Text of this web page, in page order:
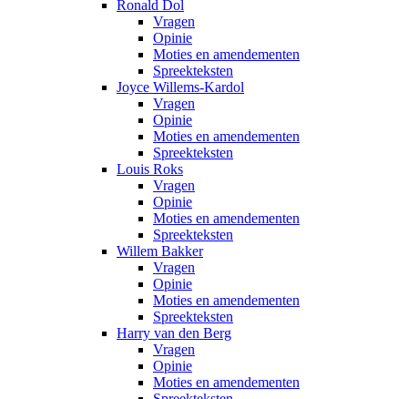
Ronald Dol
Vragen
Opinie
Moties en amendementen
Spreekteksten
Joyce Willems-Kardol
Vragen
Opinie
Moties en amendementen
Spreekteksten
Louis Roks
Vragen
Opinie
Moties en amendementen
Spreekteksten
Willem Bakker
Vragen
Opinie
Moties en amendementen
Spreekteksten
Harry van den Berg
Vragen
Opinie
Moties en amendementen